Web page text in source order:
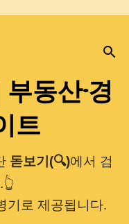
너뛰기
동산·경
트
돋보기(🔍)에서 검
기로 제공됩니다.